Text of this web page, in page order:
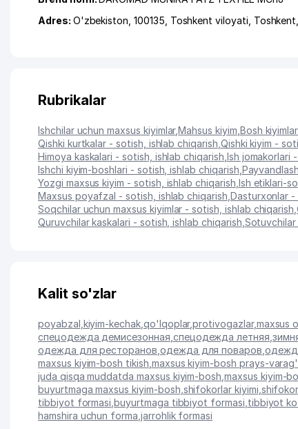
Adres: O'zbekiston, 100135, Toshkent viloyati Toshkent
Rubrikalar
Ishchilar uchun maxsus kiyimlar,Mahsus kiyim Bosh
Qishki kurtkalar - sotish, ishlab chiqarish Qishki kiyim -
Himoya kaskalari - sotish, ishlab chiqarish Ish jomakorlari
Ishchi kiyim-boshlari - sotish, ishlab chiqarish
Yozgi maxsus kiyim - sotish, ishlab chiqarish Ish etiklari-
Maxsus poyafzal - sotish, ishlab chiqarish Dasturxonlar
Soqchilar uchun maxsus kiyimlar - sotish, ishlab chiqarish ,
Quruvchilar kaskalari - sotish, ishlab chiqarish
Kalit so'zlar
poyabzal kiyim-kechak, qo'lqoplar,protivogazlar,maxsus
спецодежда демисезонная спецодежда летняя
одежда для ресторанов одежда для поваров
maxsus kiyim-bosh tikish maxsus kiyim-bosh prays-
juda qisqa muddatda maxsus kiyim-bosh ,maxsus kiyim-
buyurtmaga maxsus kiyim-bosh shifokorlar kiyimi
tibbiyot formasi ,buyurtmaga tibbiyot formasi tibbiyot
hamshira uchun forma jarrohlik formasi